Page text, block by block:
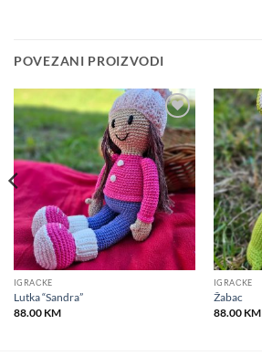
POVEZANI PROIZVODI
Add to
wishlist
IGRAČKE
Lutka “Sandra”
88.00 KM
IGRAČKE
Žabac
88.00 KM